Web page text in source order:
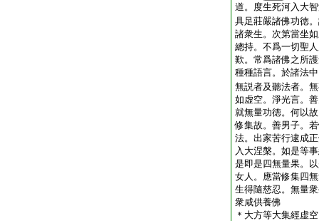
道。度生死河入大
具足莊嚴諸佛功徳
諸衆生。次第當坐
總持。不爲一切聖
歎。常爲諸佛之所
種種語言。於諸法
無説者及聽法者。
如虚空。淨光言。
就無量功徳。何以
修集故。善男子。
法。出家苦行逮成
入大涅槃。如是等
是即是四無量果。
女人。應當修集四
生得隨慈忍。無量
衆咸供養佛
＊大方等大集經虚